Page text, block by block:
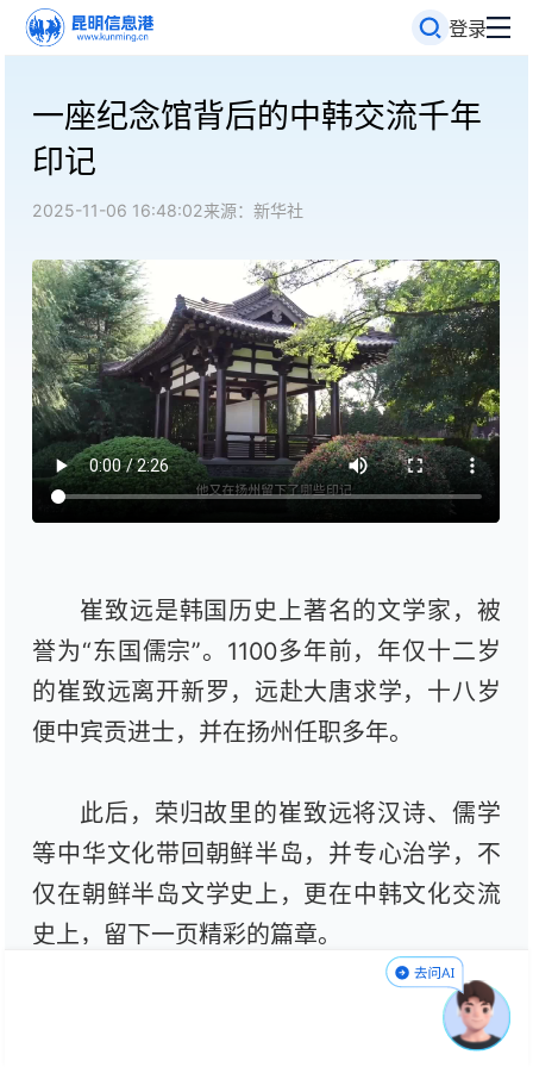
登录
一座纪念馆背后的中韩交流千年
印记
2025-11-06 16:48:02来源：新华社
崔致远是韩国历史上著名的文学家，被
誉为“东国儒宗”。1100多年前，年仅十二岁
的崔致远离开新罗，远赴大唐求学，十八岁
便中宾贡进士，并在扬州任职多年。
此后，荣归故里的崔致远将汉诗、儒学
等中华文化带回朝鲜半岛，并专心治学，不
仅在朝鲜半岛文学史上，更在中韩文化交流
史上，留下一页精彩的篇章。
今天，就让我们跟随韩国留学生李娥螺
的脚步探访扬州崔致远纪念馆，与她一道感